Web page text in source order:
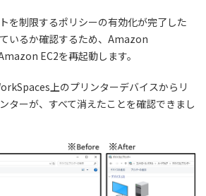
を制限するポリシーの有効化が完了した
いるか確認するため、Amazon
EC2を再起動します。
上のプリンターデバイスからリ
ターが、すべて消えたことを確認できまし